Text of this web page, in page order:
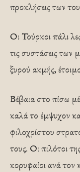
προκλήσεις των
Οι Τούρκοι πάλι
τις συστάσεις των
ξυρού ακμής,
Βέβαια στο πίσω
καλά το έμψυχον
φιλοχρίστου
τους. Οι πιλότοι
κορυφαίοι ανά τον